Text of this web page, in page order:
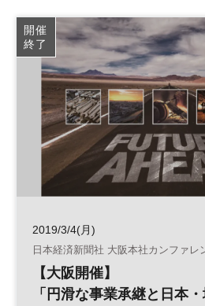
開催
終了
2019/3/4(月)
日本経済新聞社 大阪本社カンファレ
【大阪開催】
「円滑な事業承継と日本